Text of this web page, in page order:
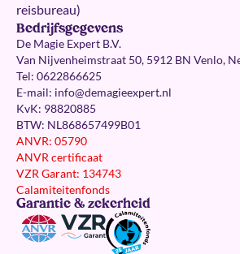
reisbureau)
Bedrijfsgegevens
De Magie Expert B.V.
Van Nijvenheimstraat 50, 5912 BN Venlo,
Tel: 0622866625
E-mail: info@demagieexpert.nl
KvK: 98820885
BTW: NL868657499B01
ANVR: 05790
ANVR certificaat
VZR Garant: 134743
Calamiteitenfonds
Garantie & zekerheid